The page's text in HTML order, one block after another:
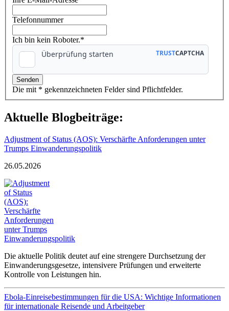
Telefonnummer
Ich bin kein Roboter.*
Die mit * gekennzeichneten Felder sind Pflichtfelder.
Aktuelle Blogbeiträge:
Adjustment of Status (AOS): Verschärfte Anforderungen unter
Trumps Einwanderungspolitik
26.05.2026
Die aktuelle Politik deutet auf eine strengere Durchsetzung der
Einwanderungsgesetze, intensivere Prüfungen und erweiterte
Kontrolle von Leistungen hin.
Ebola-Einreisebestimmungen für die USA: Wichtige Informationen
für internationale Reisende und Arbeitgeber